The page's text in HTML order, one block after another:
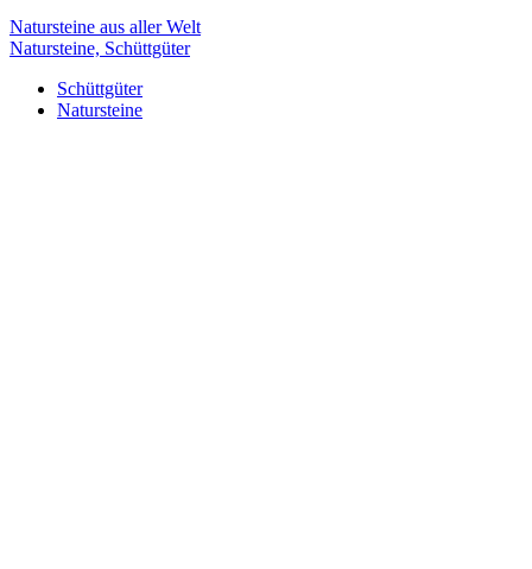
Natursteine aus aller Welt
Natursteine, Schüttgüter
Schüttgüter
Natursteine